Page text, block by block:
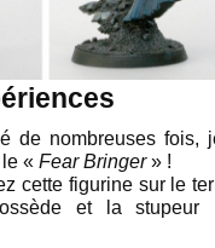
de nombreuses
« Fear Bringer» !
cette figurine sur le
et la stupeur